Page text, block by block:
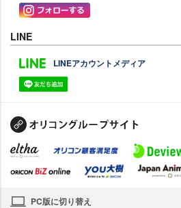
LINE
LINEアカウントメディア
PC版に切り替え